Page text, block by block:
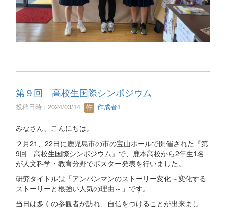
第９回 高校生国際シンポジウム
投稿日時 : 2024/03/14 作成者1
みなさん、こんにちは。
２月21、22日に鹿児島市の市の宝山ホールで開催された『第
9回 高校生国際シンポジウム』で、鹿本高校から2年生1名
が人文科学・教育分野でポスター発表を行いました。
研究タイトルは「アンパンマンのストーリー変化～変化する
ストーリーと根強い人気の理由～」です。
当日は多くの参観者が訪れ、自信をつけることが出来まし